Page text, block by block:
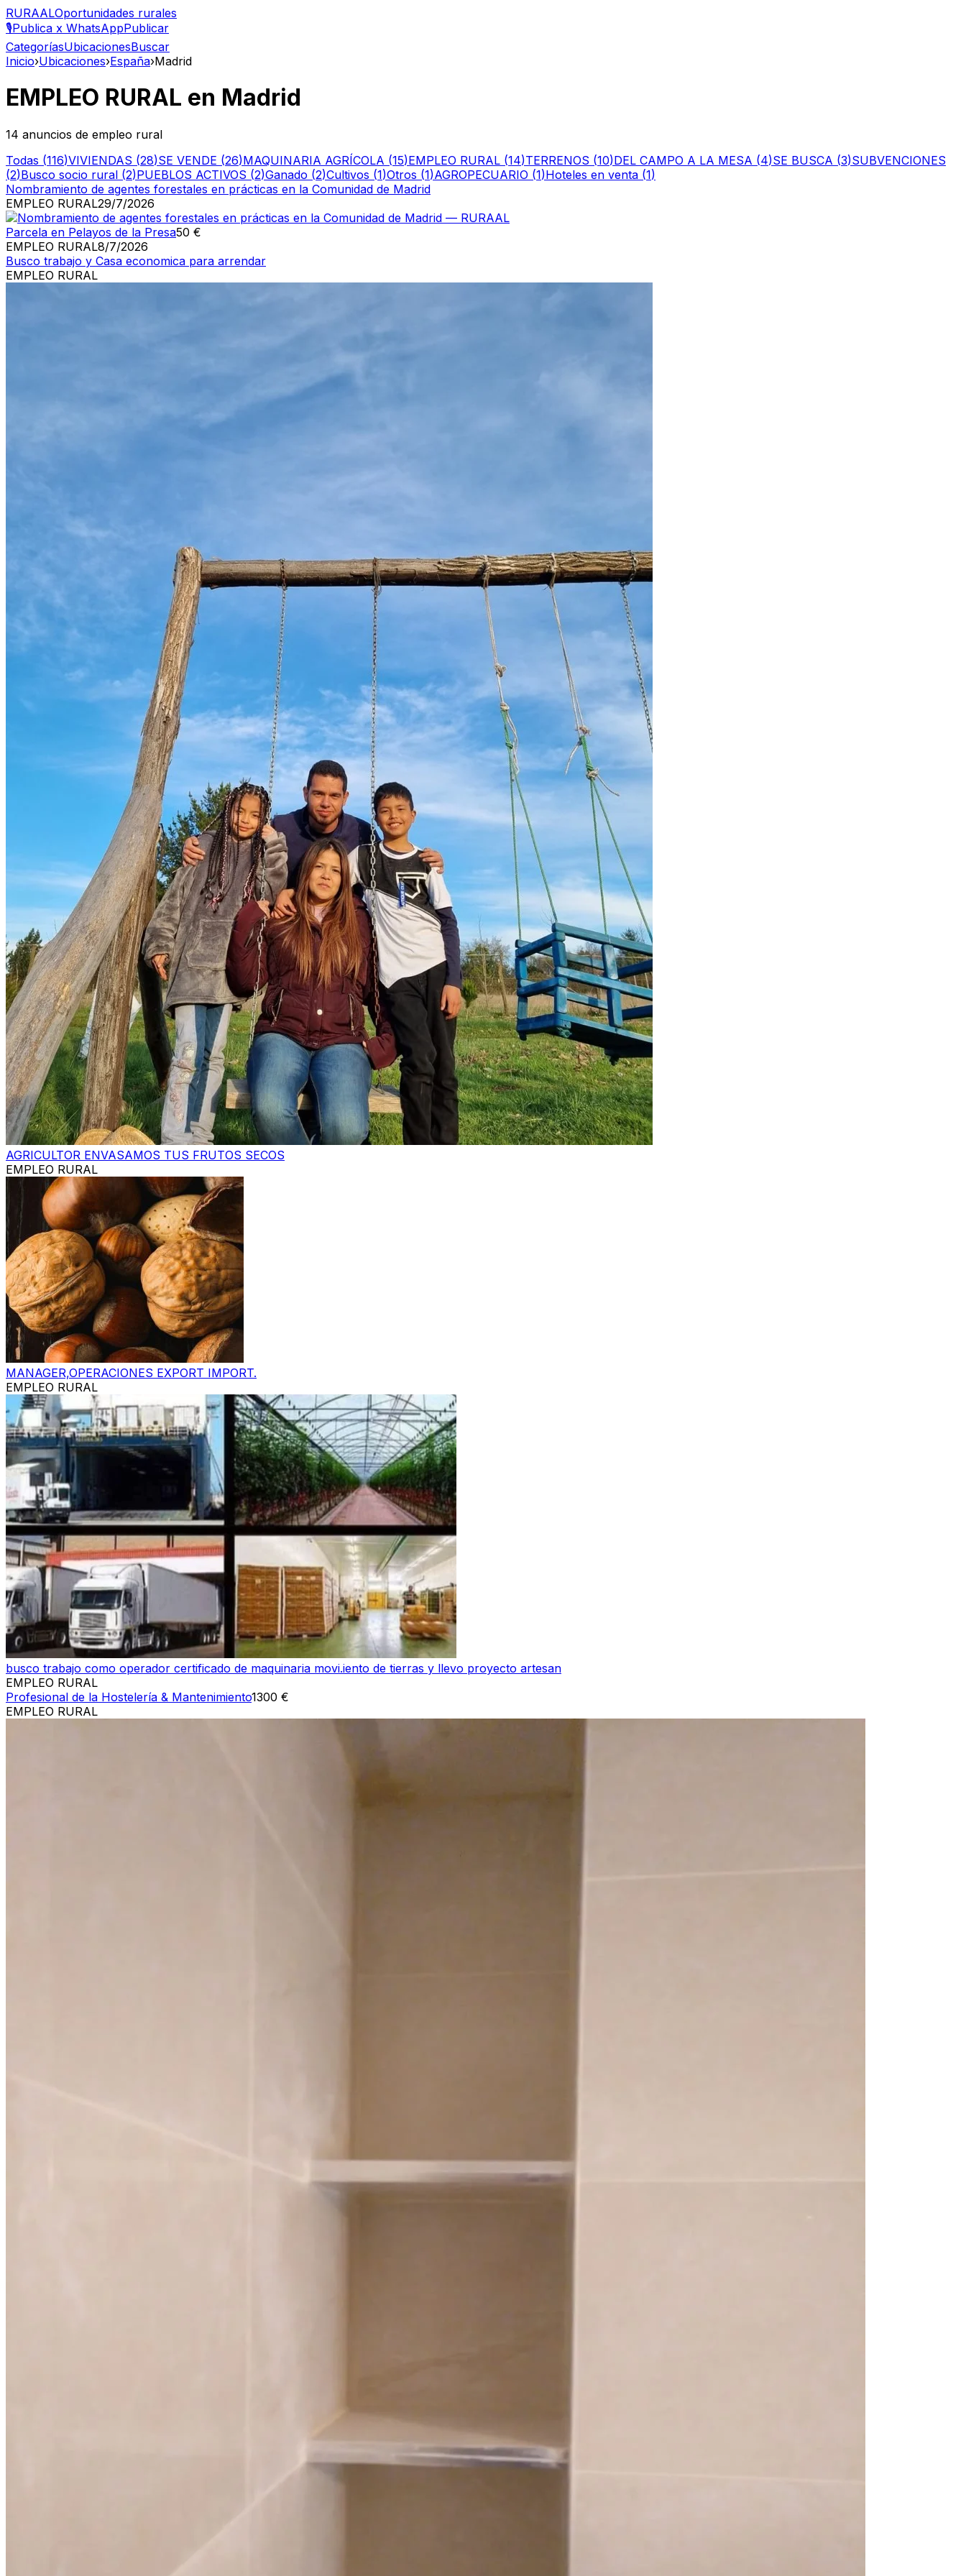
RURAALOportunidades rurales
🎙️Publica x WhatsAppPublicar
CategoríasUbicacionesBuscar
Inicio›Ubicaciones›España›Madrid
EMPLEO RURAL en Madrid
14 anuncios de empleo rural
Todas (116)VIVIENDAS (28)SE VENDE (26)MAQUINARIA AGRÍCOLA (15)EMPLEO RURAL (14)TERRENOS (10)DEL CAMPO A LA MESA (4)SE BUSCA (3)SUBVENCIONES
(2)Busco socio rural (2)PUEBLOS ACTIVOS (2)Ganado (2)Cultivos (1)Otros (1)AGROPECUARIO (1)Hoteles en venta (1)
Nombramiento de agentes forestales en prácticas en la Comunidad de Madrid
EMPLEO RURAL29/7/2026
Parcela en Pelayos de la Presa50 €
EMPLEO RURAL8/7/2026
Busco trabajo y Casa economica para arrendar
EMPLEO RURAL
AGRICULTOR ENVASAMOS TUS FRUTOS SECOS
EMPLEO RURAL
MANAGER,OPERACIONES EXPORT IMPORT.
EMPLEO RURAL
busco trabajo como operador certificado de maquinaria movi.iento de tierras y llevo proyecto artesan
EMPLEO RURAL
Profesional de la Hostelería & Mantenimiento1300 €
EMPLEO RURAL